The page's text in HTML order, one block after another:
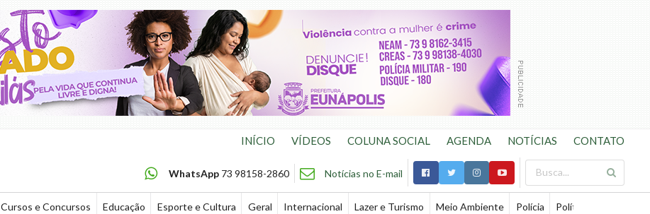
INÍCIO VÍDEOS COLUNA SOCIAL AGENDA NOTÍCIAS CONTATO
WhatsApp 73 98158-2860 Notícias no E-mail
Cursos e Concursos Educação Esporte e Cultura Geral Internacional Lazer e Turismo Meio Ambiente Polícia Política